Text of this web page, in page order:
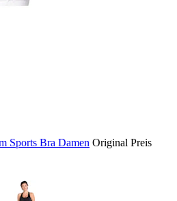
Sports Bra Damen Original Preis